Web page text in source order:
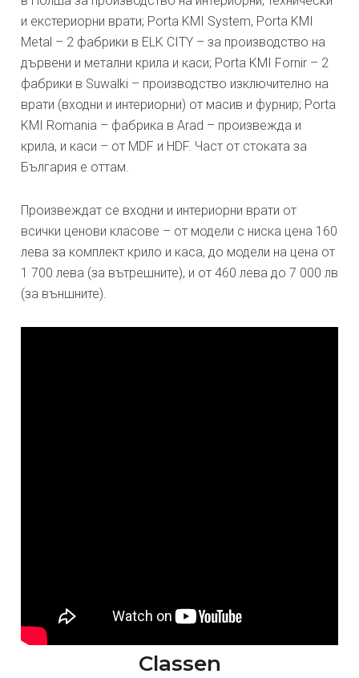
и екстериорни врати; Porta KMI System, Porta KMI
Metal – 2 фабрики в ELK CITY – за производство на
дървени и метални крила и каси; Porta KMI Fornir – 2
фабрики в Suwalki – производство изключително на
врати (входни и интериорни) от масив и фурнир; Porta
KMI Romania – фабрика в Arad – произвежда и
крила, и каси – от MDF и HDF. Част от стоката за
България е оттам.
Произвеждат се входни и интериорни врати от
всички ценови класове – от модели с ниска цена 160
лева за комплект крило и каса, до модели на цена от
1 700 лева (за вътрешните), и от 460 лева до 7 000 лв
(за външните).
Classen